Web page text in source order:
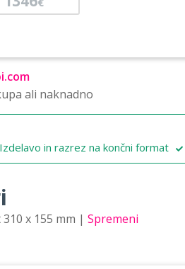
ali naknadno
Izdelavo in razrez na končni format
x 155 mm | Spremeni